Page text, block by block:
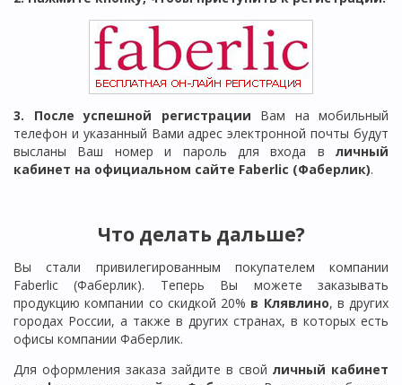
3. После успешной регистрации Вам на мобильный
телефон и указанный Вами адрес электронной почты будут
высланы Ваш номер и пароль для входа в личный
кабинет на официальном сайте Faberlic (Фаберлик).
Что делать дальше?
Вы стали привилегированным покупателем компании
Faberlic (Фаберлик). Теперь Вы можете заказывать
продукцию компании со скидкой 20% в Клявлино, в других
городах России, а также в других странах, в которых есть
офисы компании Фаберлик.
Для оформления заказа зайдите в свой личный кабинет